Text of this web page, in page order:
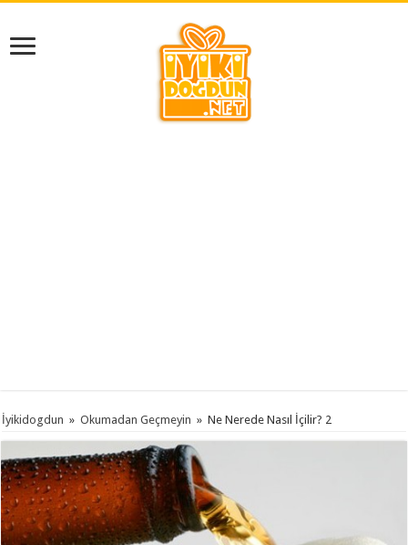
İyikidogdun » Okumadan Geçmeyin » Ne Nerede Nasıl İçilir? 2